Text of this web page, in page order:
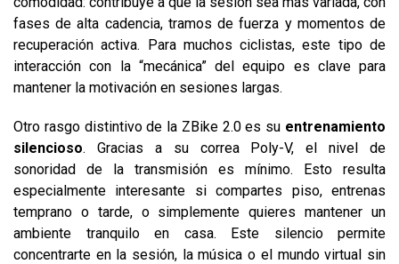
fases de alta cadencia, tramos de fuerza y momentos de
recuperación activa. Para muchos ciclistas, este tipo de
interacción con la “mecánica” del equipo es clave para
mantener la motivación en sesiones largas.
Otro rasgo distintivo de la ZBike 2.0 es su entrenamiento
silencioso. Gracias a su correa Poly-V, el nivel de
sonoridad de la transmisión es mínimo. Esto resulta
especialmente interesante si compartes piso, entrenas
temprano o tarde, o simplemente quieres mantener un
ambiente tranquilo en casa. Este silencio permite
concentrarte en la sesión, la música o el mundo virtual sin